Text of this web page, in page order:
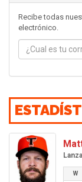
Recibe todas
electrónico.
W